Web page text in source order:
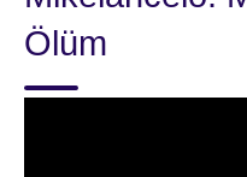
Ölüm